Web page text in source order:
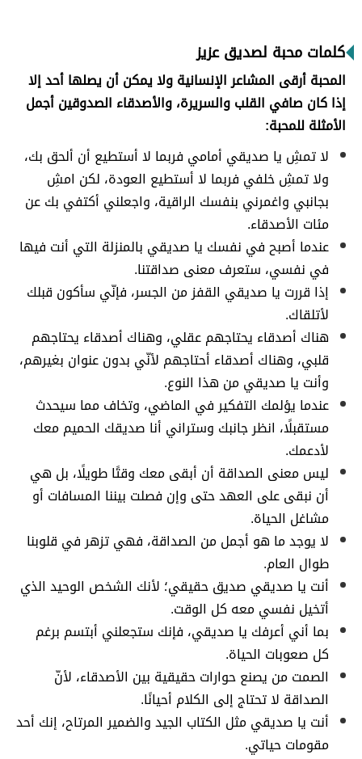
كلمات محبة لصديق عزيز
المحبة أرقى المشاعر الإنسانية ولا يمكن أن يصلها أحد إلا
إذا كان صافي القلب والسريرة، والأصدقاء الصدوقين أجمل
الأمثلة للمحبة:
لا تمشِ يا صديقي أمامي فربما لا أستطيع أن ألحق بك،
ولا تمشِ خلفي فربما لا أستطيع العودة، لكن امشِ
بجانبي واغمرني بنفسك الراقية، واجعلني أكتفي بك عن
مئات الأصدقاء.
عندما أصبح في نفسك يا صديقي بالمنزلة التي أنت فيها
في نفسي، ستعرف معنى صداقتنا.
إذا قررت يا صديقي القفز من الجسر، فإنّي سأكون قبلك
لأتلقاك.
هناك أصدقاء يحتاجهم عقلي، وهناك أصدقاء يحتاجهم
قلبي، وهناك أصدقاء أحتاجهم لأنّي بدون عنوان بغيرهم،
وأنت يا صديقي من هذا النوع.
عندما يؤلمك التفكير في الماضي، وتخاف مما سيحدث
مستقبلًا، انظر جانبك وستراني أنا صديقك الحميم معك
لأدعمك.
ليس معنى الصداقة أن أبقى معك وقتًا طويلًا، بل هي
أن نبقى على العهد حتى وإن فصلت بيننا المسافات أو
مشاغل الحياة.
لا يوجد ما هو أجمل من الصداقة، فهي تزهر في قلوبنا
طوال العام.
أنت يا صديقي صديق حقيقي؛ لأنك الشخص الوحيد الذي
أتخيل نفسي معه كل الوقت.
بما أني أعرفك يا صديقي، فإنك ستجعلني أبتسم برغم
كل صعوبات الحياة.
الصمت من يصنع حوارات حقيقية بين الأصدقاء، لأنّ
الصداقة لا تحتاج إلى الكلام أحيانًا.
أنت يا صديقي مثل الكتاب الجيد والضمير المرتاح، إنك أحد
مقومات حياتي.